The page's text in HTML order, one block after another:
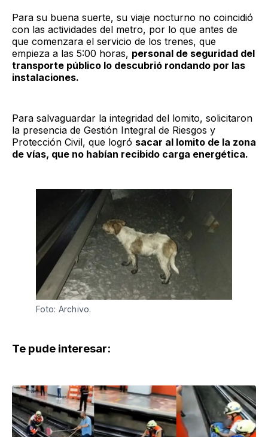
Para su buena suerte, su viaje nocturno no coincidió
con las actividades del metro, por lo que antes de
que comenzara el servicio de los trenes, que
empieza a las 5:00 horas, personal de seguridad del
transporte público lo descubrió rondando por las
instalaciones.
Para salvaguardar la integridad del lomito, solicitaron
la presencia de Gestión Integral de Riesgos y
Protección Civil, que logró sacar al lomito de la zona
de vías, que no habían recibido carga energética.
Foto: Archivo.
Te pude interesar: